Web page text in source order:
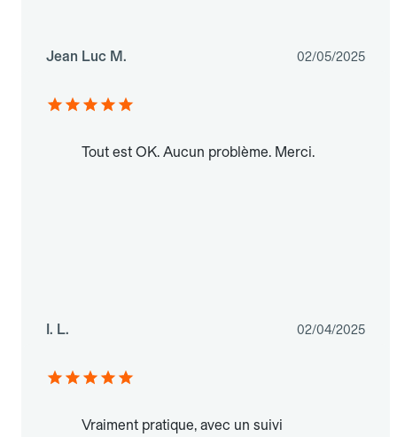
Jean Luc M. 02/05/2025
Tout est OK. Aucun problème. Merci.
I. L. 02/04/2025
Vraiment pratique, avec un suivi